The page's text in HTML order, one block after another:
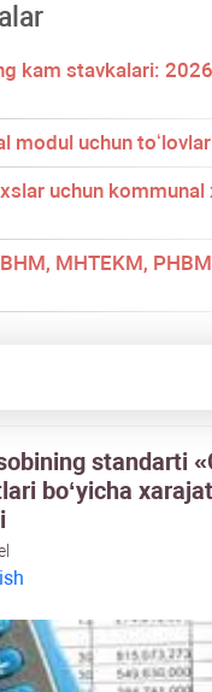
kam stavkalari:
modul uchun
uchun
MHTEKM,
standarti
boʻyicha